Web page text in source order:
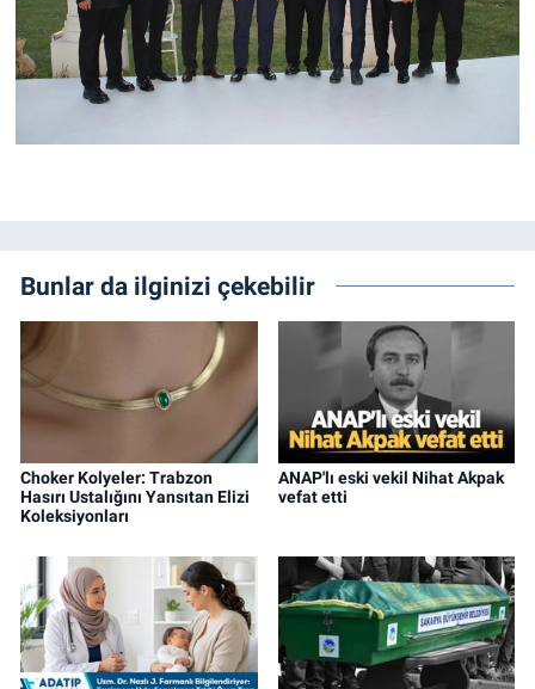
Bunlar da ilginizi çekebilir
Choker Kolyeler: Trabzon
Hasırı Ustalığını Yansıtan Elizi
Koleksiyonları
ANAP'lı eski vekil Nihat Akpak
vefat etti